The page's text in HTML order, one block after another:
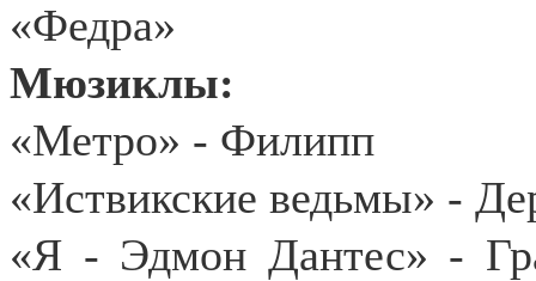
«Федра»
Мюзиклы:
«Метро» - Филипп
«Иствикские ведьмы» -
«Я - Эдмон Дантес» -